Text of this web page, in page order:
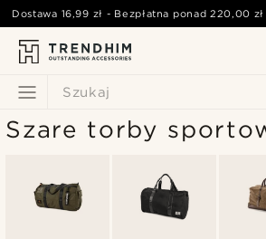
Szukaj
Dostawa 16,99 zł - Bezpłatna ponad220,00 zł
Szare torby